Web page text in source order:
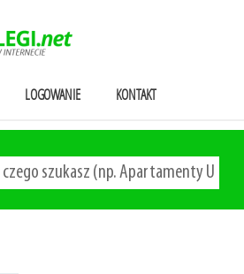
LOGOWANIE KONTAKT